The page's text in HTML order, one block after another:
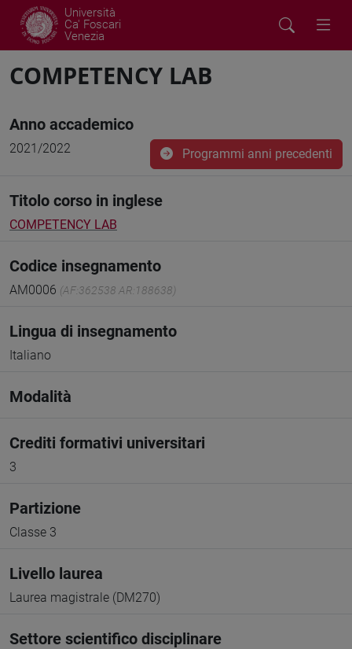
Università
Ca' Foscari
Venezia
COMPETENCY LAB
Anno accademico
2021/2022 Programmi anni precedenti
Titolo corso in inglese
COMPETENCY LAB
Codice insegnamento
AM0006 (AF:362538 AR:188638)
Lingua di insegnamento
Italiano
Modalità
Crediti formativi universitari
3
Partizione
Classe 3
Livello laurea
Laurea magistrale (DM270)
Settore scientifico disciplinare